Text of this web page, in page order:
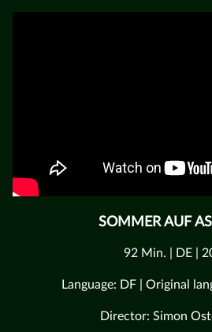
SOMMER AUF
92 Min. | DE |
Language: DF | Original
Director: Simon